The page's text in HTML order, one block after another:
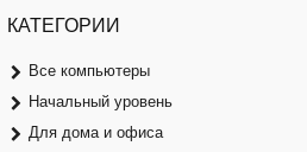
КАТЕГОРИИ
Все компьютеры
Начальный уровень
Для дома и офиса